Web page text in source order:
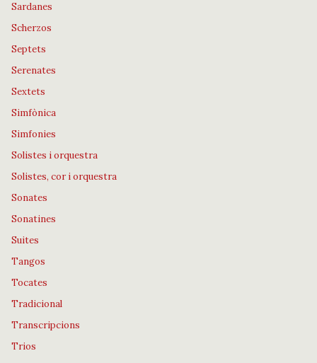
Sardanes
Scherzos
Septets
Serenates
Sextets
Simfònica
Simfonies
Solistes i orquestra
Solistes, cor i orquestra
Sonates
Sonatines
Suites
Tangos
Tocates
Tradicional
Transcripcions
Trios